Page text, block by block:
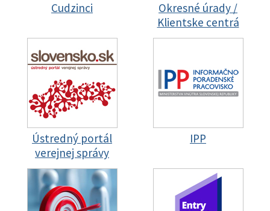
Cudzinci
Okresné úrady /
Klientske centrá
Ústredný portál
verejnej správy
IPP